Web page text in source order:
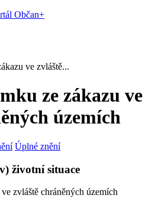
Občan+
ve zvláště...
ze zákazu ve
územích
Úplné znění
životní situace
zvláště chráněných územích